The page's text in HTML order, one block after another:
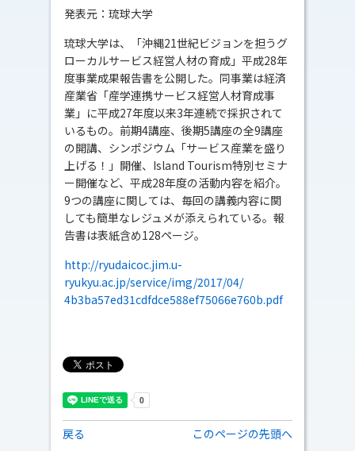
発表元：琉球大学
琉球大学は、「沖縄21世紀ビジョンを担うグ
ローカルサービス経営人材の育成」平成28年
度事業成果報告書を公開した。同事業は経済
産業省「産学連携サービス経営人材育成事
業」に平成27年度以来3年連続で採択されて
いるもの。前期4講座、後期5講座の全9講座
の開講、シンポジウム「サービス産業を盛り
上げる！」開催、Island Tourism特別セミナ
ー開催など、平成28年度の活動内容を紹介。
9つの講座に関しては、毎回の講義内容に関
しても簡単なレジュメが添えられている。報
告書は表紙含め128ページ。
http://ryudaicoc.jim.u-
ryukyu.ac.jp/service/img/2017/04/
4b3ba57ed31cdfdce588ef75066e760b.pdf
戻る このページの先頭へ